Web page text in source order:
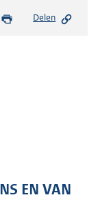
Delen
EN VAN